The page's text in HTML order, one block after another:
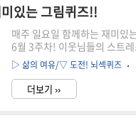
최대한 발휘해 보세요. 문제를
정답 확인으로↓↓↓ [퀴즈 정
정답은? '가야금' 입니다. 각
적어 보면, 해금(2줄, 한국),
렐레(4줄, 미국 하와이), 거문
(8줄, 이탈리아), 바이올린(4
있는 그림퀴즈!!
매주 일요일 함께하는 재미있
6월 3주차! 이웃님들의 스트
드리는 "극강 난이도 퀴즈문제
들 때는 더 힘든 일에 집중해서
최선입니다. 그래서 준비한 극
리는 문제들을 풀며 집중하다
▷ 삶의 여유/▽ 도전! 뇌섹퀴즈
더보기 ››